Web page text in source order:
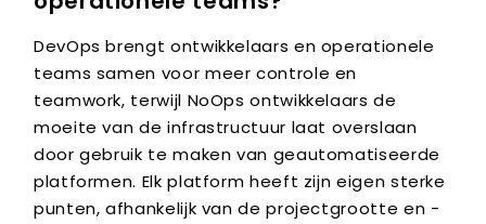
DevOps brengt ontwikkelaars en operationele
teams samen voor meer controle en
teamwork, terwijl NoOps ontwikkelaars de
moeite van de infrastructuur laat overslaan
door gebruik te maken van geautomatiseerde
platformen. Elk platform heeft zijn eigen sterke
punten, afhankelijk van de projectgrootte en -